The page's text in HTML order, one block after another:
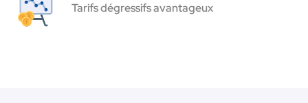
Tarifs dégressifs avantageux